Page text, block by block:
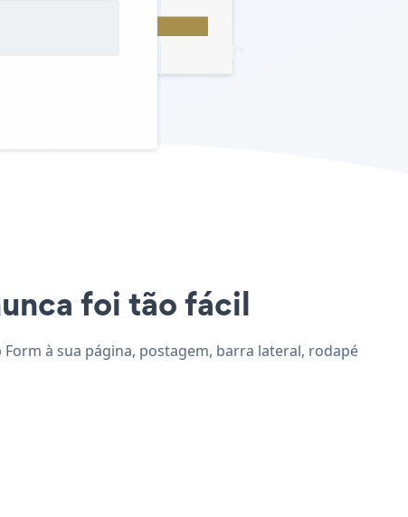
foi tão fácil
à sua página, postagem, barra lateral, rodapé